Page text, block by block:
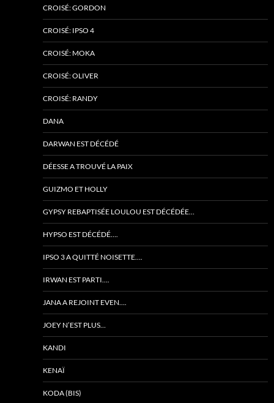
CROISÉ: GORDON
CROISÉ: IPSO 4
CROISÉ: MOKA
CROISÉ: OLIVER
CROISÉ: RANDY
DANA
DARWAN EST DÉCÉDÉ
DÉESSE A TROUVÉ LA PAIX
GUIZMO ET HOLLY
GYPSY REBAPTISÉE LOULOU EST DÉCÉDÉE…
HYPSO EST DÉCÉDÉ….
IPSO 3 A QUITTÉ NOISETTE….
IRWAN EST PARTI….
JANA A REJOINT EVEN….
JOEY N’EST PLUS…
KANDI
KENAÏ
KODA (BIS)